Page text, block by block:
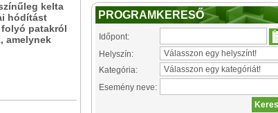
kelta
hódítást
folyó patakról
amelynek
PROGRAMKERESŐ
Időpont:
Helyszín:
Kategória:
Esemény neve: